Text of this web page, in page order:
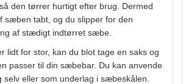
den tørrer hurtigt efter brug. Dermed
sæben tabt, og du slipper for den
af stædigt indtørret sæbe.
lidt for stor, kan du blot tage en saks og
passer til din sæbebar. Du kan anvende
selv eller som underlag i sæbeskålen.